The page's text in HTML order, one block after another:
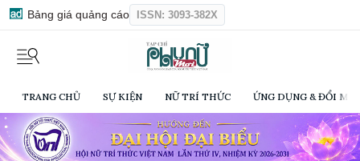
Bảng giá quảng cáo ISSN: 3093-382X
TRANG CHỦ SỰ KIỆN NỮ TRÍ THỨC ỨNG DỤNG & ĐỔI